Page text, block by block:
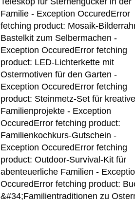
Familie - Exception OccuredError
fetching product: Mosaik-
Bastelkit zum Selbermachen -
Exception OccuredError fetching
product: LED-Lichterkette mit
Ostermotiven für den Garten -
Exception OccuredError fetching
product: Steinmetz-Set für kreative
Familienprojekte - Exception
OccuredError fetching product:
Familienkochkurs-Gutschein -
Exception OccuredError fetching
product: Outdoor-Survival-Kit für
abenteuerliche Familien -
OccuredError fetching product:
&#34;Familientraditionen zu